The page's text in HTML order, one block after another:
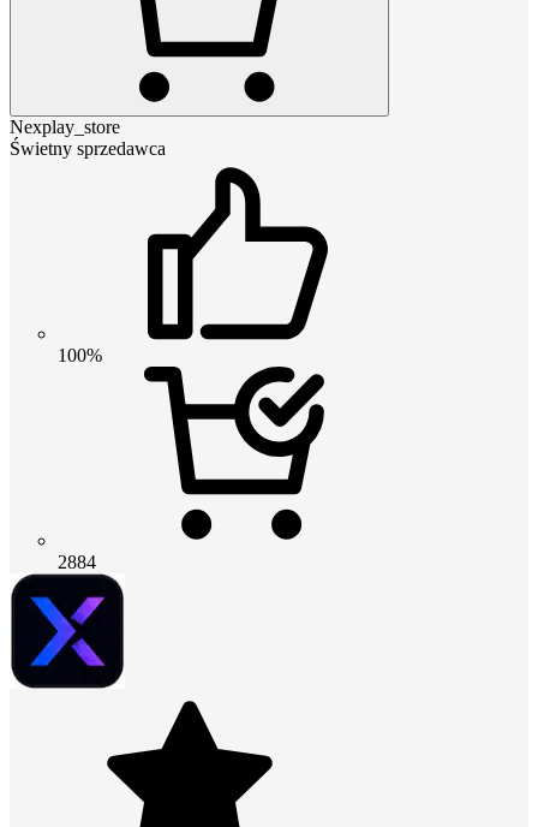
Nexplay_store
Świetny sprzedawca
100%
2884